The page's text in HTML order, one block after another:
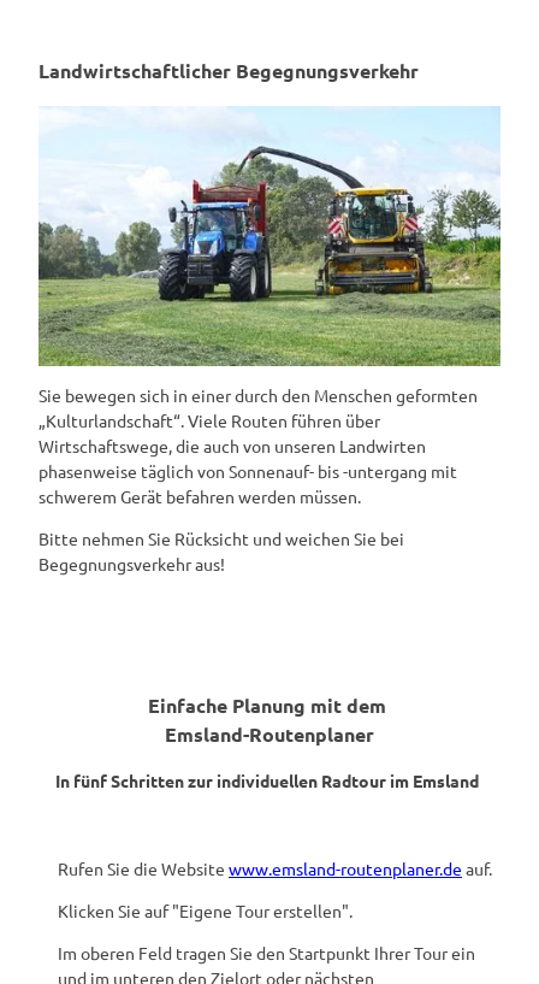
Landwirtschaftlicher Begegnungsverkehr
Sie bewegen sich in einer durch den Menschen geformten
„Kulturlandschaft“. Viele Routen führen über
Wirtschaftswege, die auch von unseren Landwirten
phasenweise täglich von Sonnenauf- bis -untergang mit
schwerem Gerät befahren werden müssen.
Bitte nehmen Sie Rücksicht und weichen Sie bei
Begegnungsverkehr aus!
Einfache Planung mit dem
Emsland-Routenplaner
In fünf Schritten zur individuellen Radtour im Emsland
Rufen Sie die Website www.emsland-routenplaner.de auf.
Klicken Sie auf "Eigene Tour erstellen".
Im oberen Feld tragen Sie den Startpunkt Ihrer Tour ein
und im unteren den Zielort oder nächsten